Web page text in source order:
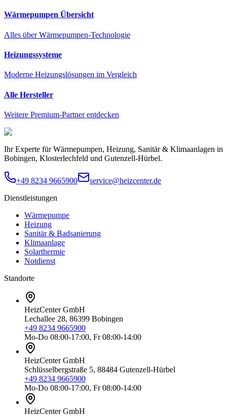
Wärmepumpen Übersicht
Alles über Wärmepumpen-Technologie
Heizungssysteme
Moderne Heizungslösungen im Vergleich
Alle Hersteller
Weitere Premium-Partner entdecken
Ihr Experte für Wärmepumpen, Heizung, Sanitär & Klimaanlagen in
Bobingen, Klosterlechfeld und Gutenzell-Hürbel.
+49 8234 9665900
service@heizcenter.de
Dienstleistungen
Wärmepumpe
Heizung
Sanitär & Badsanierung
Klimaanlage
Solarthermie
Notdienst
Standorte
HeizCenter GmbH
Lechallee 28, 86399 Bobingen
+49 8234 9665900
Mo-Do 08:00-17:00, Fr 08:00-14:00
HeizCenter GmbH
Schlüsselbergstraße 5, 88484 Gutenzell-Hürbel
+49 8234 9665900
Mo-Do 08:00-17:00, Fr 08:00-14:00
HeizCenter GmbH